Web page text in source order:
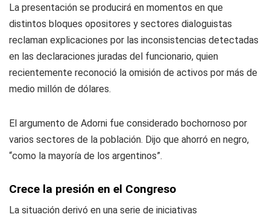
La presentación se producirá en momentos en que
distintos bloques opositores y sectores dialoguistas
reclaman explicaciones por las inconsistencias detectadas
en las declaraciones juradas del funcionario, quien
recientemente reconoció la omisión de activos por más de
medio millón de dólares.
El argumento de Adorni fue considerado bochornoso por
varios sectores de la población. Dijo que ahorró en negro,
“como la mayoría de los argentinos”.
Crece la presión en el Congreso
La situación derivó en una serie de iniciativas